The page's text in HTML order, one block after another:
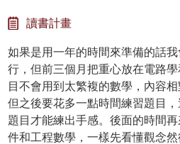
讀書計畫
如果是用一年的時間來準備的話
行，但前三個月把重心放在電路
目不會用到太繁複的數學，內容
但之後要花多一點時間練習題目
題目才能練出手感。後面的時間
件和工程數學，一樣先看懂觀念